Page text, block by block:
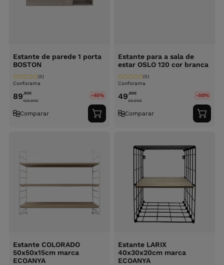
Estante de parede 1 porta
BOSTON
Conforama
(0)
89,90€
169.90€
-45%
Comparar
Adicionar
ao
Estante para a sala de
estar OSLO 120 cor branca
Conforama
(0)
49,90€
99.90€
-50%
Comparar
ao
Estante COLORADO
50x50x15cm marca
ECOANYA
Estante LARIX
40x30x20cm marca
ECOANYA